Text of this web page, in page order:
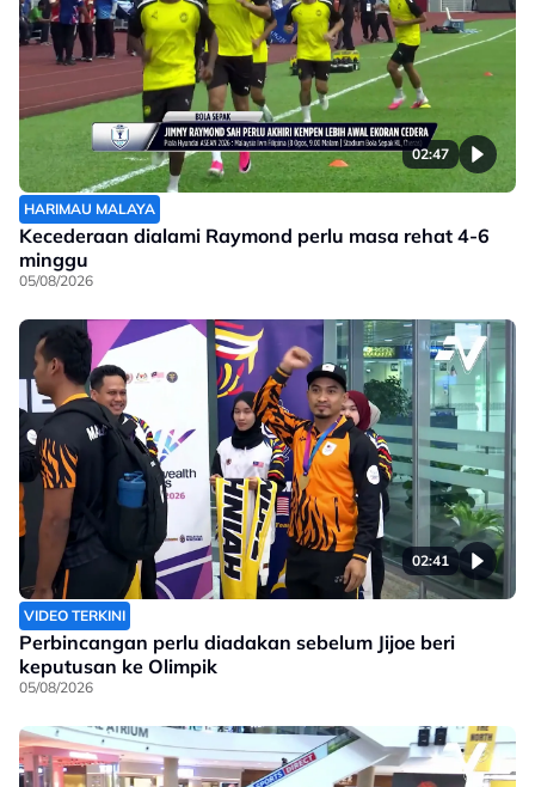
02:47
HARIMAU MALAYA
Kecederaan dialami Raymond perlu masa rehat 4-6
minggu
05/08/2026
02:41
VIDEO TERKINI
Perbincangan perlu diadakan sebelum Jijoe beri
keputusan ke Olimpik
05/08/2026